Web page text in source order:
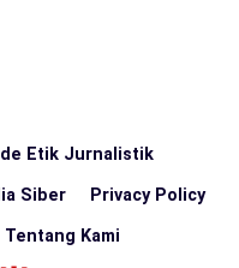
Etik Jurnalistik
Siber Privacy Policy
Tentang Kami